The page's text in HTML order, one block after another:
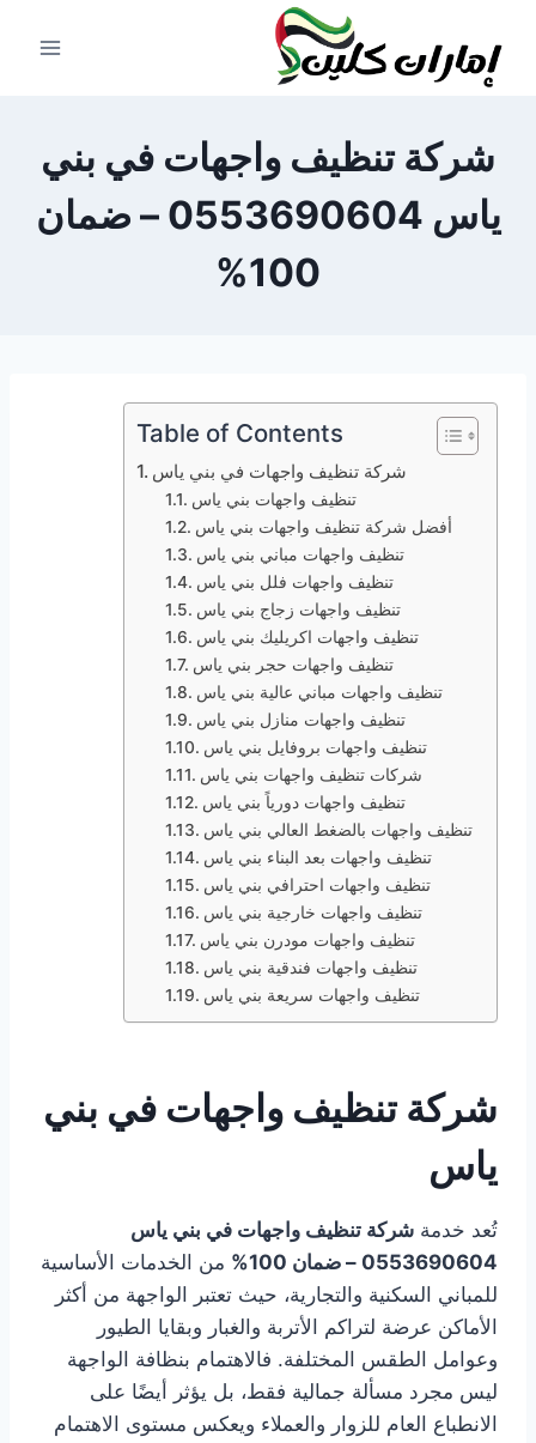
المحتوى
شركة تنظيف واجهات في بني
ياس 0553690604 – ضمان
100%
Table of Contents
شركة تنظيف واجهات في بني ياس
تنظيف واجهات بني ياس
أفضل شركة تنظيف واجهات بني ياس
تنظيف واجهات مباني بني ياس
تنظيف واجهات فلل بني ياس
تنظيف واجهات زجاج بني ياس
تنظيف واجهات اكريليك بني ياس
تنظيف واجهات حجر بني ياس
تنظيف واجهات مباني عالية بني ياس
تنظيف واجهات منازل بني ياس
تنظيف واجهات بروفايل بني ياس
شركات تنظيف واجهات بني ياس
تنظيف واجهات دورياً بني ياس
تنظيف واجهات بالضغط العالي بني ياس
تنظيف واجهات بعد البناء بني ياس
تنظيف واجهات احترافي بني ياس
تنظيف واجهات خارجية بني ياس
تنظيف واجهات مودرن بني ياس
تنظيف واجهات فندقية بني ياس
تنظيف واجهات سريعة بني ياس
شركة تنظيف واجهات في بني
ياس
تُعد خدمة شركة تنظيف واجهات في بني ياس
0553690604 – ضمان 100%
من الخدمات الأساسية
للمباني السكنية والتجارية، حيث تعتبر الواجهة من أكثر
الأماكن عرضة لتراكم الأتربة والغبار وبقايا الطيور
وعوامل الطقس المختلفة. فالاهتمام بنظافة الواجهة
ليس مجرد مسألة جمالية فقط، بل يؤثر أيضًا على
الانطباع العام للزوار والعملاء ويعكس مستوى الاهتمام